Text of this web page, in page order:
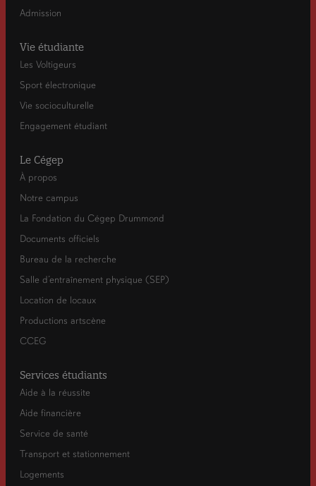
Admission
Vie étudiante
Les Voltigeurs
Sport électronique
Vie socioculturelle
Engagement étudiant
Le Cégep
À propos
Notre campus
La Fondation du Cégep Drummond
Documents officiels
Bureau de la recherche
Salle d’entraînement physique (SEP)
Location de locaux
Productions artscène
CCEG
Services étudiants
Aide à la réussite
Aide financière
Service de santé
Transport et stationnement
Logements